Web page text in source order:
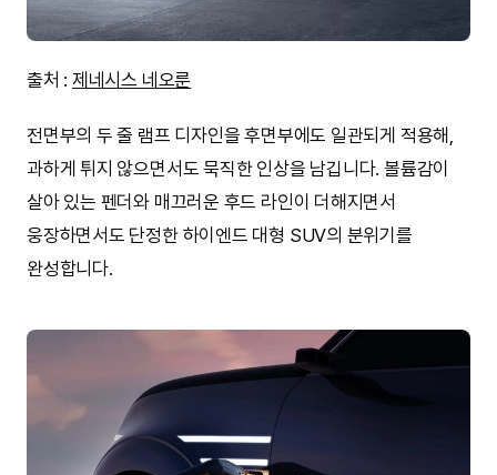
출처 : 제네시스 네오룬
전면부의 두 줄 램프 디자인을 후면부에도 일관되게 적용해,
과하게 튀지 않으면서도 묵직한 인상을 남깁니다. 볼륨감이
살아 있는 펜더와 매끄러운 후드 라인이 더해지면서
웅장하면서도 단정한 하이엔드 대형 SUV의 분위기를
완성합니다.